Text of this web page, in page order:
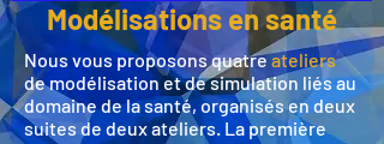
Modélisations en santé
Nous vous proposons quatreateliers
de modélisation et de simulation liés au
domaine de la santé, organisés en deux
suites de deux ateliers. La première